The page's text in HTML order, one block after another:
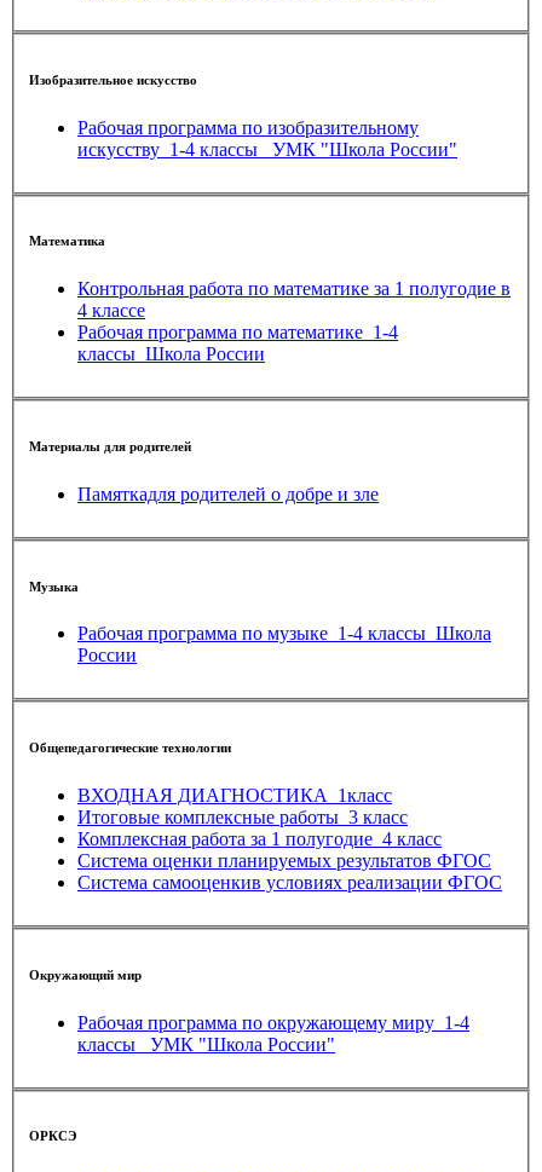
Изобразительное искусство
Рабочая программа по изобразительному
искусству_1-4 классы_ УМК "Школа России"
Математика
Контрольная работа по математике за 1 полугодие в
4 классе
Рабочая программа по математике_1-4
классы_Школа России
Материалы для родителей
Памяткадля родителей о добре и зле
Музыка
Рабочая программа по музыке_1-4 классы_Школа
России
Общепедагогические технологии
ВХОДНАЯ ДИАГНОСТИКА_1класс
Итоговые комплексные работы_3 класс
Комплексная работа за 1 полугодие_4 класс
Система оценки планируемых результатов ФГОС
Система самооценкив условиях реализации ФГОС
Окружающий мир
Рабочая программа по окружающему миру_1-4
классы_ УМК "Школа России"
ОРКСЭ